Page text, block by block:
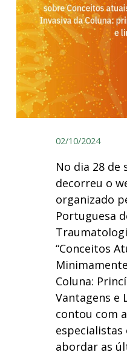
02/10/2024
No dia 28 de
decorreu o
organizado
Portuguesa
“Conceitos
Coluna:
Vantagens e
contou com
especialistas
abordar as